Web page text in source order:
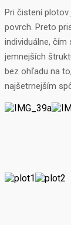
Pri čistení
povrch. Preto
individuálne,
jemnejších
bez ohľadu na
najšetrnejším